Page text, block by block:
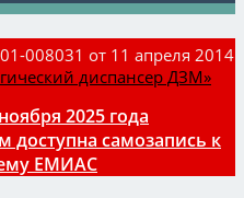
008031 от 11 апреля 2014
диспансер ДЗМ»
2025 года
самозапись к
ЕМИАС